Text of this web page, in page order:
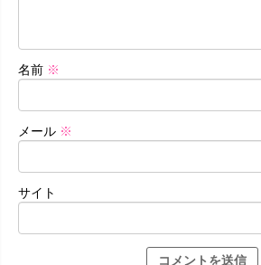
名前 ※
メール ※
サイト